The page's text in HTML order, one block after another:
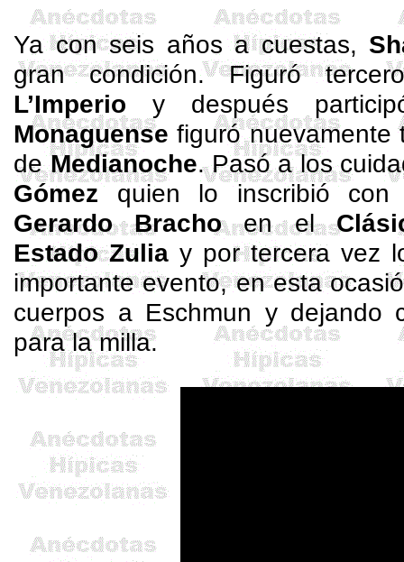
Ya con seis años a cuestas,
gran condición. Figuró
L’Imperio y después
Monaguense figuró
deMedianoche. Pasó a los
Gómezquien lo inscribió
Gerardo Brachoen el
Estado Zulia y por tercera vez
importante evento, en esta
cuerpos a Eschmun y dejando
para la milla.